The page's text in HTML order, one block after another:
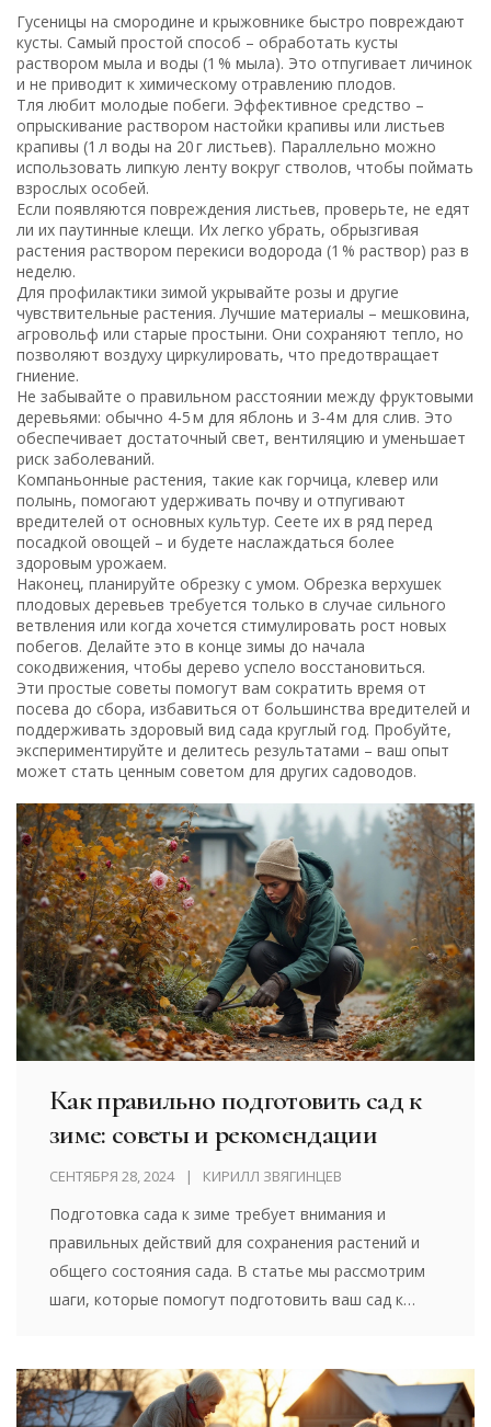
Гусеницы на смородине и крыжовнике быстро повреждают
кусты. Самый простой способ – обработать кусты
раствором мыла и воды (1 % мыла). Это отпугивает личинок
и не приводит к химическому отравлению плодов.
Тля любит молодые побеги. Эффективное средство –
опрыскивание раствором настойки крапивы или листьев
крапивы (1 л воды на 20 г листьев). Параллельно можно
использовать липкую ленту вокруг стволов, чтобы поймать
взрослых особей.
Если появляются повреждения листьев, проверьте, не едят
ли их паутинные клещи. Их легко убрать, обрызгивая
растения раствором перекиси водорода (1 % раствор) раз в
неделю.
Для профилактики зимой укрывайте розы и другие
чувствительные растения. Лучшие материалы – мешковина,
агровольф или старые простыни. Они сохраняют тепло, но
позволяют воздуху циркулировать, что предотвращает
гниение.
Не забывайте о правильном расстоянии между фруктовыми
деревьями: обычно 4‑5 м для яблонь и 3‑4 м для слив. Это
обеспечивает достаточный свет, вентиляцию и уменьшает
риск заболеваний.
Компаньонные растения, такие как горчица, клевер или
полынь, помогают удерживать почву и отпугивают
вредителей от основных культур. Сеете их в ряд перед
посадкой овощей – и будете наслаждаться более
здоровым урожаем.
Наконец, планируйте обрезку с умом. Обрезка верхушек
плодовых деревьев требуется только в случае сильного
ветвления или когда хочется стимулировать рост новых
побегов. Делайте это в конце зимы до начала
сокодвижения, чтобы дерево успело восстановиться.
Эти простые советы помогут вам сократить время от
посева до сбора, избавиться от большинства вредителей и
поддерживать здоровый вид сада круглый год. Пробуйте,
экспериментируйте и делитесь результатами – ваш опыт
может стать ценным советом для других садоводов.
Как правильно подготовить сад к
зиме: советы и рекомендации
СЕНТЯБРЯ 28, 2024 КИРИЛЛ ЗВЯГИНЦЕВ
Подготовка сада к зиме требует внимания и
правильных действий для сохранения растений и
общего состояния сада. В статье мы рассмотрим
шаги, которые помогут подготовить ваш сад к
деревьями и кустарниками. Эти советы помогут
вашему саду пережить зиму и оставаться